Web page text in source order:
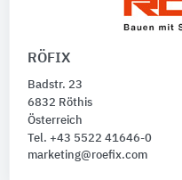
RÖFIX
Badstr. 23
6832 Röthis
Österreich
Tel. +43 5522 41646-0
marketing@roefix.com